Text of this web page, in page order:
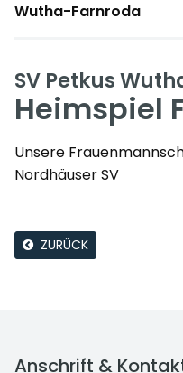
Wutha-Farnroda
SV Petkus
Heimspiel
Unsere
Nordhäuser SV
ZURÜCK
Anschrift &